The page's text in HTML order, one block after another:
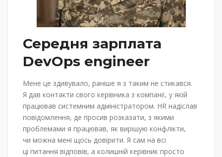
Середня зарплата
DevOps engineer
Мене це здивувало, раніше я з таким не стикався.
Я дав контакти свого керівника з компанії, у якій
працював системним адміністратором. HR надіслав
повідомлення, де просив розказати, з якими
проблемами я працював, як вирішую конфлікти,
чи можна мені щось довірити. Я сам на всі
ці питання відповів, а колишній керівник просто